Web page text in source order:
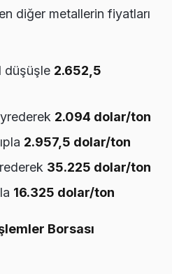
diğer metallerin fiyatları
düşüşle 2.652,5
2.094 dolar/ton
2.957,5 dolar/ton
35.225 dolar/ton
16.325 dolar/ton
Borsası